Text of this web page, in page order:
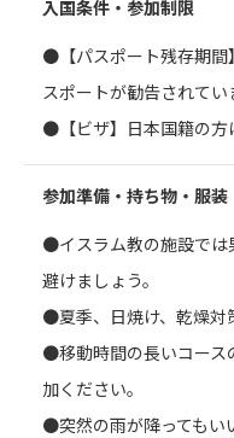
入国条件・参加制限
●【パスポート残存期間
スポートが勧告されてい
●【ビザ】日本国籍の方
参加準備・持ち物・服装
●イスラム教の施設では
避けましょう。
●夏季、日焼け、乾燥対
●移動時間の長いコース
加ください。
●突然の雨が降ってもい